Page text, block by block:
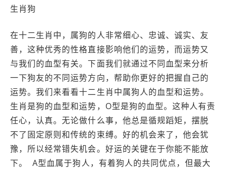
生肖狗
在十二生肖中，属狗的人非常细心、忠诚、诚实、友
善，这种优秀的性格直接影响他们的运势，而运势又
与我们的血型有关。下面我们就通过不同血型来分析
一下狗友的不同运势方向，帮助你更好的把握自己的
运势。我们来看看十二生肖中属狗人的血型和运势。
生肖是狗的血型和运势，O型是狗的血型。这种人有责
任心，认真。无论做什么事，他总是循规蹈矩，摆脱
不了固定原则和传统的束缚。好的机会来了，他会犹
豫，所以经常错失机会。好运的关键在于你能不能放
下。 A型血属于狗人，有着狗人的共同优点，但最大